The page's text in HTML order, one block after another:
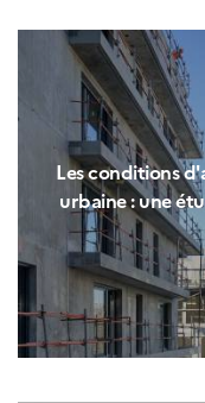
Les conditions
urbaine : une